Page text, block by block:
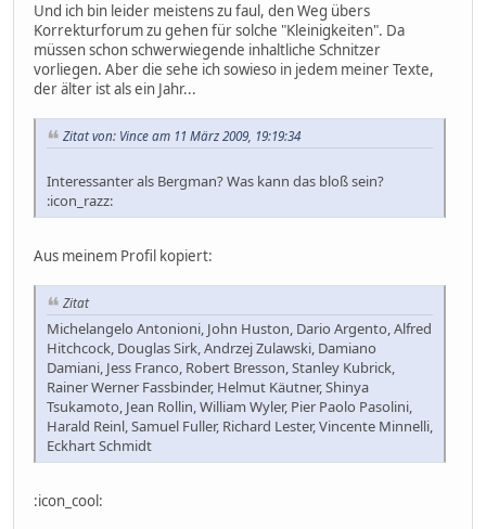
Und ich bin leider meistens zu faul, den Weg übers
Korrekturforum zu gehen für solche "Kleinigkeiten". Da
müssen schon schwerwiegende inhaltliche Schnitzer
vorliegen. Aber die sehe ich sowieso in jedem meiner Texte,
der älter ist als ein Jahr...
Zitat von: Vince am 11 März 2009, 19:19:34
Interessanter als Bergman? Was kann das bloß sein?
:icon_razz:
Aus meinem Profil kopiert:
Zitat
Michelangelo Antonioni, John Huston, Dario Argento, Alfred
Hitchcock, Douglas Sirk, Andrzej Zulawski, Damiano
Damiani, Jess Franco, Robert Bresson, Stanley Kubrick,
Rainer Werner Fassbinder, Helmut Käutner, Shinya
Tsukamoto, Jean Rollin, William Wyler, Pier Paolo Pasolini,
Harald Reinl, Samuel Fuller, Richard Lester, Vincente Minnelli,
Eckhart Schmidt
:icon_cool: